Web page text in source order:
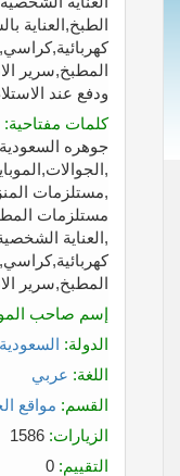
الطبخ,العناية
المطبخ,سرير
ودفع عند
كلمات مفتاحية:
جوهره
,مستلزمات
مستلزمات
,العناية
المطبخ,سرير
إسم صاحب
الدولة: السعودية
اللغة: عربي
القسم: مواقع
الزيارات:
التقييم: